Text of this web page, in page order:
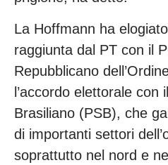
La Hoffmann ha
raggiunta dal PT con il
Repubblicano
l’accordo elettorale con
Brasiliano (PSB), che
di importanti settori
soprattutto nel nord e